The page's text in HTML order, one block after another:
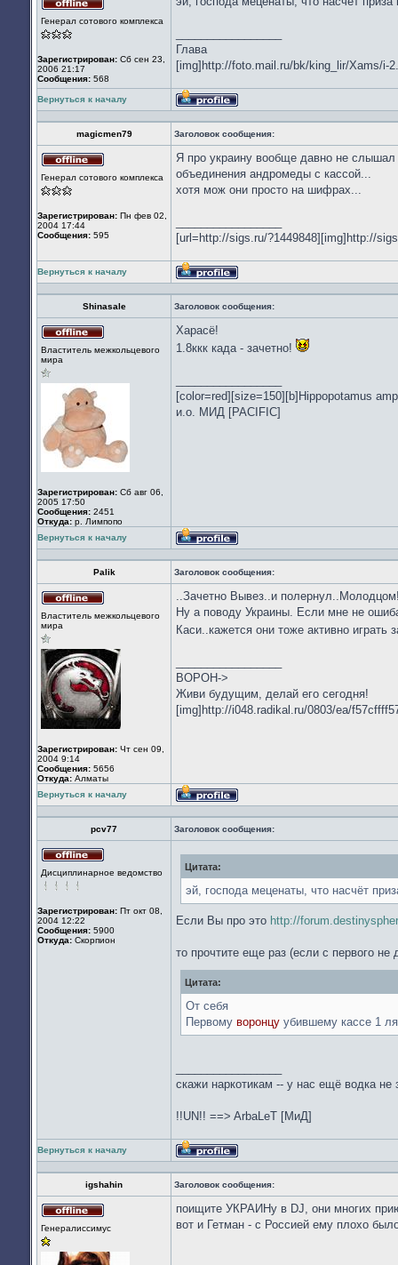
в
Генерал сотового комплекса
Зарегистрирован: Сб сен 23,
2006 21:17
Сообщения: 568
Глава
[img]http://foto.mail.ru/bk/king_lir/Xams/i-
Вернуться к началу
Профиль
magicmen79 Заголовок сообщения:
в
Генерал сотового комплекса
Зарегистрирован: Пн фев 02,
2004 17:44
Сообщения: 595
Я про украину вообще давно не
объединения андромеды с кассой...
хотя мож они просто на шифрах...
[url=http://sigs.ru/?1449848][img]http://
Вернуться к началу
Профиль
Shinasale Заголовок сообщения:
в
Властитель межкольцевого
мира
Зарегистрирован: Сб авг 06,
2005 17:50
Сообщения: 2451
Откуда: р. Лимпопо
Харасё!
1.8ккк када - зачетно!
[color=red][size=150][b]Hippopotamus
и.о. МИД [PACIFIC]
Вернуться к началу
Профиль
Palik Заголовок сообщения:
в
Властитель межкольцевого
мира
Зарегистрирован: Чт сен 09,
2004 9:14
Сообщения: 5656
Откуда: Алматы
..Зачетно Вывез..и
Ну а поводу Украины. Если мне не
Каси..кажется они тоже активно играть
ВОРОН->
Живи будущим, делай его сегодня!
[img]http://i048.radikal.ru/0803/ea/
Вернуться к началу
Профиль
pcv77 Заголовок сообщения:
в
Дисциплинарное ведомство
Зарегистрирован: Пт окт 08,
2004 12:22
Сообщения: 5900
Откуда: Скорпион
Цитата:
эй, господа меценаты, что насчёт
Если Вы про это http://
то прочтите еще раз (если с первого не
Цитата:
От себя
Первому воронцу убившему кассе 1
скажи наркотикам -- у нас ещё водка не
!!UN!! ==> ArbaLeT [МиД]
Вернуться к началу
Профиль
igshahin Заголовок сообщения:
в
Генералиссимус
поищите УКРАИНу в DJ, они многих
вот и Гетман - с Россией ему плохо